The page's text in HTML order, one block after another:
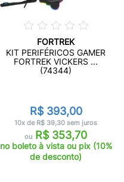
FORTREK
KIT PERIFÉRICOS GAMER
FORTREK VICKERS ...
(74344)
R$ 393,00
10x de R$ 39,30 sem juros
ou R$ 353,70
no boleto à vista ou pix (10%
de desconto)